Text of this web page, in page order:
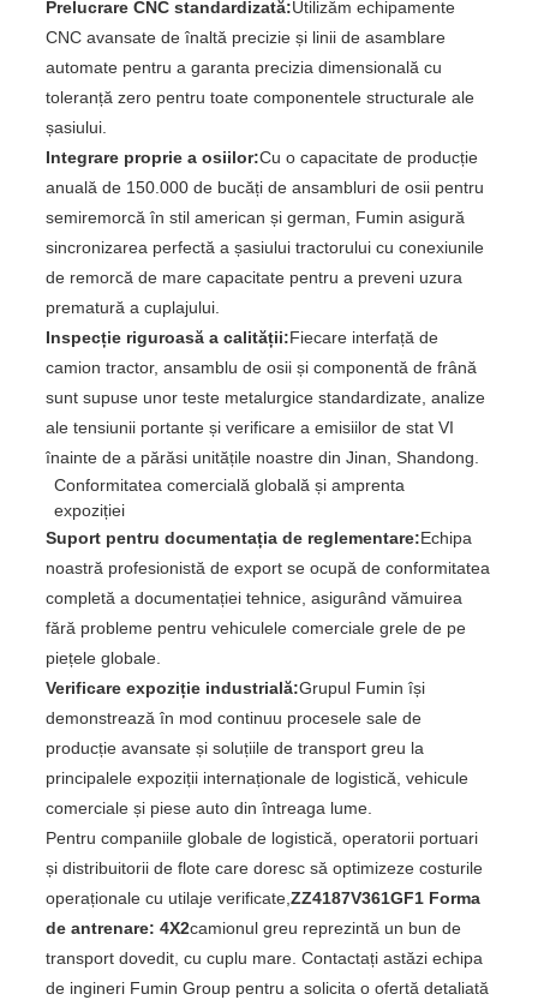
Prelucrare CNC standardizată:Utilizăm echipamente
CNC avansate de înaltă precizie și linii de asamblare
automate pentru a garanta precizia dimensională cu
toleranță zero pentru toate componentele structurale ale
șasiului.
Integrare proprie a osiilor:Cu o capacitate de producție
anuală de 150.000 de bucăți de ansambluri de osii pentru
semiremorcă în stil american și german, Fumin asigură
sincronizarea perfectă a șasiului tractorului cu conexiunile
de remorcă de mare capacitate pentru a preveni uzura
prematură a cuplajului.
Inspecție riguroasă a calității:Fiecare interfață de
camion tractor, ansamblu de osii și componentă de frână
sunt supuse unor teste metalurgice standardizate, analize
ale tensiunii portante și verificare a emisiilor de stat VI
înainte de a părăsi unitățile noastre din Jinan, Shandong.
Conformitatea comercială globală și amprenta
expoziției
Suport pentru documentația de reglementare:Echipa
noastră profesionistă de export se ocupă de conformitatea
completă a documentației tehnice, asigurând vămuirea
fără probleme pentru vehiculele comerciale grele de pe
piețele globale.
Verificare expoziție industrială:Grupul Fumin își
demonstrează în mod continuu procesele sale de
producție avansate și soluțiile de transport greu la
principalele expoziții internaționale de logistică, vehicule
comerciale și piese auto din întreaga lume.
Pentru companiile globale de logistică, operatorii portuari
și distribuitorii de flote care doresc să optimizeze costurile
operaționale cu utilaje verificate,ZZ4187V361GF1 Forma
de antrenare: 4X2camionul greu reprezintă un bun de
transport dovedit, cu cuplu mare. Contactați astăzi echipa
de ingineri Fumin Group pentru a solicita o ofertă detaliată